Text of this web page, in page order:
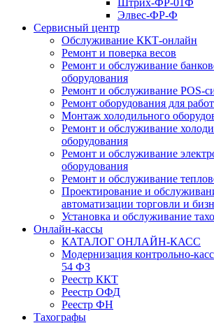
Штрих-ФР-01Ф
Элвес-ФР-Ф
Сервисный центр
Обслуживание ККТ-онлайн
Ремонт и поверка весов
Ремонт и обслуживание
оборудования
Ремонт и обслуживание POS-
Ремонт оборудования для
Монтаж холодильного
Ремонт и обслуживание
оборудования
Ремонт и обслуживание
оборудования
Ремонт и обслуживание
Проектирование и
автоматизации торговли и
Установка и обслуживание
Онлайн-кассы
КАТАЛОГ ОНЛАЙН-КАСС
Модернизация контрольно-
54 ФЗ
Реестр ККТ
Реестр ОФД
Реестр ФН
Тахографы